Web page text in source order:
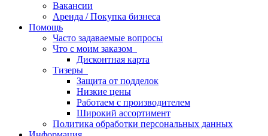
Вакансии
Аренда / Покупка бизнеса
Помощь
Часто задаваемые вопросы
Что с моим заказом
Дисконтная карта
Тизеры
Защита от подделок
Низкие цены
Работаем с производителем
Широкий ассортимент
Политика обработки персональных данных